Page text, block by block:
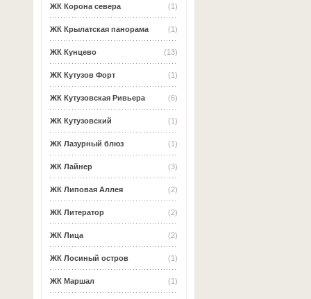
(1)
ЖК Корона севера
(1)
ЖК Крылатская панорама
(13)
ЖК Кунцево
(1)
ЖК Кутузов Форт
(6)
ЖК Кутузовская Ривьера
(1)
ЖК Кутузовский
(1)
ЖК Лазурный блюз
(3)
ЖК Лайнер
(2)
ЖК Липовая Аллея
(2)
ЖК Литератор
(2)
ЖК Лица
(1)
ЖК Лосиный остров
(1)
ЖК Маршал